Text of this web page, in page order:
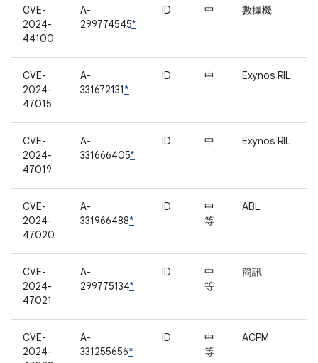
CVE-
2024-
44100
A-
299774545*
ID 中 數據機
CVE-
2024-
47015
A-
331672131*
ID 中 Exynos RIL
CVE-
2024-
47019
A-
331666405*
ID 中 Exynos RIL
CVE-
2024-
47020
A-
331966488*
ID
中
等
ABL
CVE-
2024-
47021
A-
299775134*
ID
中
等
簡訊
CVE-
2024-
A-
331255656*
ID
中
等
ACPM